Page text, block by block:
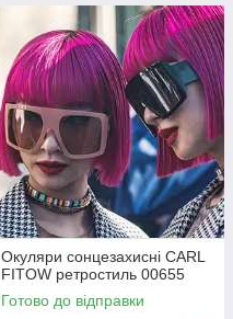
Окуляри сонцезахисні CARL
FITOW ретростиль 00655
Готово до відправки